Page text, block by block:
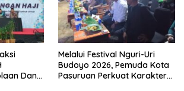
Dana
Melalui Festival Nguri-Uri
Budoyo 2026, Pemuda Kota
Pasuruan Perkuat Karakter